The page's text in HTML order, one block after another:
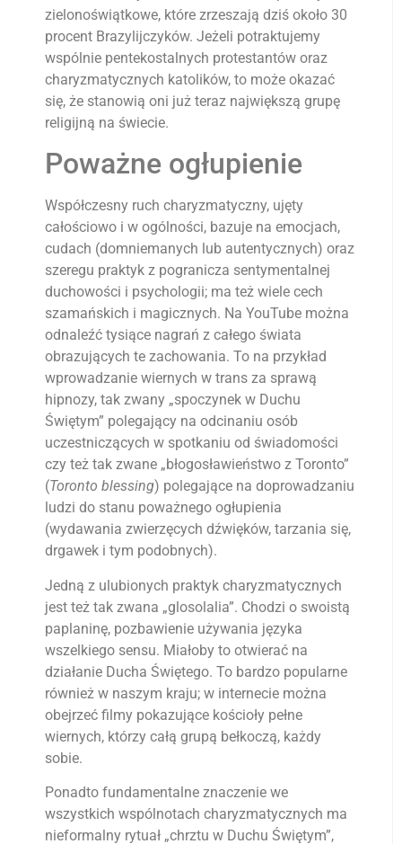
zielonoświątkowe, które zrzeszają dziś około 30
procent Brazylijczyków. Jeżeli potraktujemy
wspólnie pentekostalnych protestantów oraz
charyzmatycznych katolików, to może okazać
się, że stanowią oni już teraz największą grupę
religijną na świecie.
Poważne ogłupienie
Współczesny ruch charyzmatyczny, ujęty
całościowo i w ogólności, bazuje na emocjach,
cudach (domniemanych lub autentycznych) oraz
szeregu praktyk z pogranicza sentymentalnej
duchowości i psychologii; ma też wiele cech
szamańskich i magicznych. Na YouTube można
odnaleźć tysiące nagrań z całego świata
obrazujących te zachowania. To na przykład
wprowadzanie wiernych w trans za sprawą
hipnozy, tak zwany „spoczynek w Duchu
Świętym” polegający na odcinaniu osób
uczestniczących w spotkaniu od świadomości
czy też tak zwane „błogosławieństwo z Toronto”
(Toronto blessing) polegające na doprowadzaniu
ludzi do stanu poważnego ogłupienia
(wydawania zwierzęcych dźwięków, tarzania się,
drgawek i tym podobnych).
Jedną z ulubionych praktyk charyzmatycznych
jest też tak zwana „glosolalia”. Chodzi o swoistą
paplaninę, pozbawienie używania języka
wszelkiego sensu. Miałoby to otwierać na
działanie Ducha Świętego. To bardzo popularne
również w naszym kraju; w internecie można
obejrzeć filmy pokazujące kościoły pełne
wiernych, którzy całą grupą bełkoczą, każdy
sobie.
Ponadto fundamentalne znaczenie we
wszystkich wspólnotach charyzmatycznych ma
nieformalny rytuał „chrztu w Duchu Świętym”,